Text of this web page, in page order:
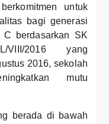
untuk
bagi generasi
C berdasarkan SK
VIII/2016 yang
2016, sekolah
mutu
berada di bawah